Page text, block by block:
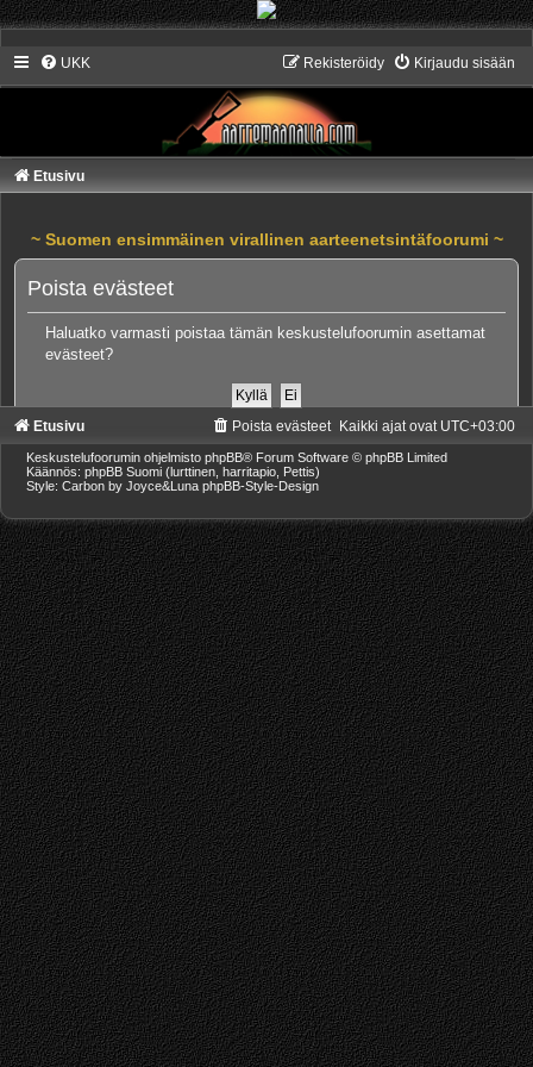
UKK Kirjaudu sisään
Rekisteröidy
Etusivu
~ Suomen ensimmäinen virallinen aarteenetsintäfoorumi ~
Poista evästeet
Haluatko varmasti poistaa tämän keskustelufoorumin asettamat
evästeet?
Etusivu Kaikki ajat ovat UTC+03:00
Poista evästeet
Keskustelufoorumin ohjelmisto phpBB® Forum Software © phpBB Limited
Käännös: phpBB Suomi (lurttinen, harritapio, Pettis)
Style: Carbon by Joyce&Luna phpBB-Style-Design